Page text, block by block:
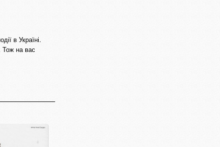
в Україні.
Тож на вас